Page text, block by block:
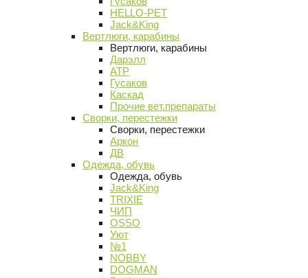
HELLO-PET
Jack&King
Вертлюги, карабины
Вертлюги, карабины
Дарэлл
АТР
Гусаков
Каскад
Прочие вет.препараты
Сворки, перестежки
Сворки, перестежки
Аркон
ДВ
Одежда, обувь
Одежда, обувь
Jack&King
TRIXIE
ЧИП
OSSO
Уют
№1
NOBBY
DOGMAN